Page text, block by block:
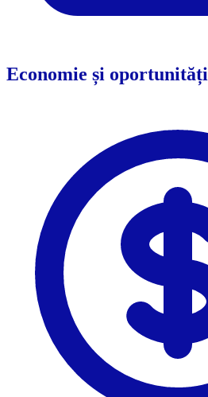
Economie și oportunități